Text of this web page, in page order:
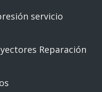
servicio
Reparación